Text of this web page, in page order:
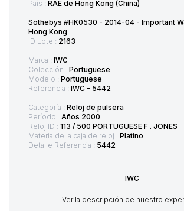
País : RAE de Hong Kong (China)
Sothebys #HK0530 - 2014-04 - Important
Hong Kong
ID Lote : 2163
Marca : IWC
Colección : Portuguese
Modelo : Portuguese
Referencia : IWC - 5442
Categoría : Reloj de pulsera
Período : Años 2000
Reloj ID : 113 / 500 PORTUGUESE F . JONES
Materia de la caja de reloj : Platino
Detalle Referencia : 5442
IWC
Ver la descripción de nuestro